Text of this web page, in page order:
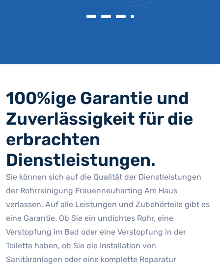
100%ige Garantie und
Zuverlässigkeit für die
erbrachten
Dienstleistungen.
Sie können sich auf die Qualität der Dienstleistungen
der Rohrreinigung Frauenneuharting Am Haus
verlassen. Auf alle Leistungen und Zubehörteile gibt es
eine Garantie. Ob Sie ein undichtes Rohr, eine
Verstopfung im Bad oder eine Verstopfung in der
Toilette haben, ob Sie die Installation von
Sanitäranlagen oder eine komplette Reparatur